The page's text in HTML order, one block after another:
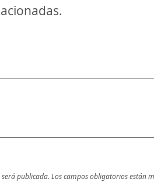
publicada. Los campos obligatorios están